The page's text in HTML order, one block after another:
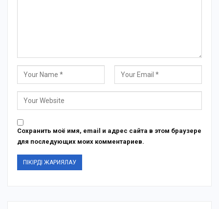
Сохранить моё имя, email и адрес сайта в этом браузере
для последующих моих комментариев.